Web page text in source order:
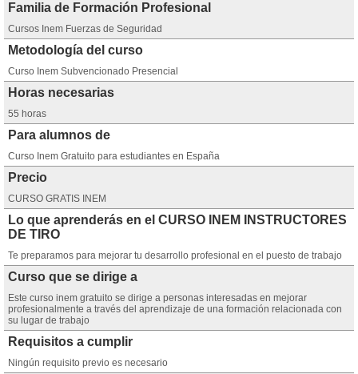
Familia de Formación Profesional
Cursos Inem Fuerzas de Seguridad
Metodología del curso
Curso Inem Subvencionado Presencial
Horas necesarias
55 horas
Para alumnos de
Curso Inem Gratuito para estudiantes en España
Precio
CURSO GRATIS INEM
Lo que aprenderás en el CURSO INEM INSTRUCTORES
DE TIRO
Te preparamos para mejorar tu desarrollo profesional en el puesto de trabajo
Curso que se dirige a
Este curso inem gratuito se dirige a personas interesadas en mejorar
profesionalmente a través del aprendizaje de una formación relacionada con
su lugar de trabajo
Requisitos a cumplir
Ningún requisito previo es necesario